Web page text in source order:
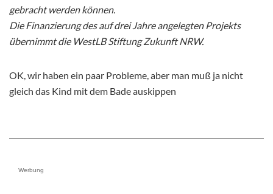
gebracht werden können.
Die Finanzierung des auf drei Jahre angelegten Projekts
übernimmt die WestLB Stiftung Zukunft NRW.
OK, wir haben ein paar Probleme, aber man muß ja nicht
gleich das Kind mit dem Bade auskippen
Werbung